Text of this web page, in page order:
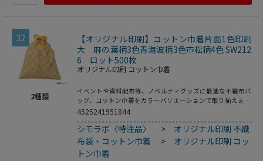
32
2種類
【オリジナル印刷】コットン巾着片面1色印刷
大 麻の葉柄3色青海波柄3色市松柄4色 SW212
6 ロット500枚
オリジナル印刷 コットン巾着
イベントや資料配布等、ノベルティグッズに最適な不織布バ
ッグ、コットン巾着をカラーバリエーションで取り揃えまし
た。片面シルク1色印刷、印刷領域は別途テンプレートでご
4525241951844
シモラボ〈特注品〉 > オリジナル印刷 不織
布袋・コットン巾着
> オリジナル印刷 コッ
トン巾着